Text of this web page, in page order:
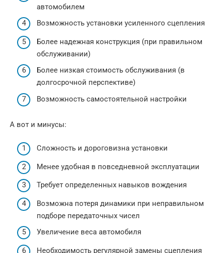
автомобилем
Возможность установки усиленного сцепления
Более надежная конструкция (при правильном
обслуживании)
Более низкая стоимость обслуживания (в
долгосрочной перспективе)
Возможность самостоятельной настройки
А вот и минусы:
Сложность и дороговизна установки
Менее удобная в повседневной эксплуатации
Требует определенных навыков вождения
Возможна потеря динамики при неправильном
подборе передаточных чисел
Увеличение веса автомобиля
Необходимость регулярной замены сцепления